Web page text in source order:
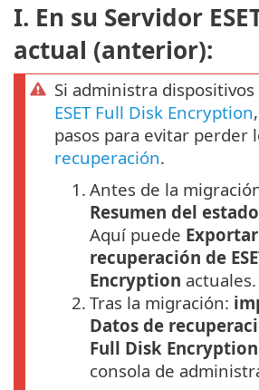
I. En su Servidor
actual (anterior):
Si administra
ESET Full Disk Encryption
pasos para evitar perder
recuperación.
1. Antes de la
Resumen del estado
Aquí puede Exportar
recuperación de
Encryption actuales.
2. Tras la migración:
Datos de
Full Disk Encryption
consola de